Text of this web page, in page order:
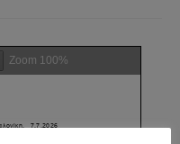
Zoom 100%